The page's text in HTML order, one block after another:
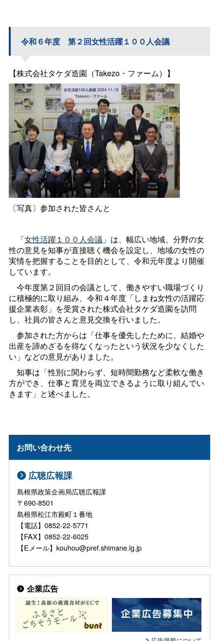
令和６年度 第２回女性活躍１００人会議
【株式会社タケダ造園（Takezo・ファーム）】
〔写真〕参加された皆さんと
「女性活躍１００人会議」は、幅広い地域、分野の女
性の意見を知事が直接聴く機会を設定し、地域の女性の
実情を把握することを目的として、令和元年度より開催
しています。
今年度第２回目の会議として、働きやすい職場づくり
に積極的に取り組み、令和４年度「しまね女性の活躍応
援企業表彰」を受賞された株式会社タケダ造園を訪問
し、社員の皆さんと意見交換を行いました。
参加された方からは「仕事を優先したために、結婚や
出産を諦めざるを得なくなったという状況を少なくした
い」などの意見がありました。
知事は「性別に関わらず、短時間勤務など柔軟な働き
方ができ、仕事と育児を両立できるように取り組んでい
きます」と述べました。
お問い合わせ先
広聴広報課
島根県政策企画局広聴広報課
〒690-8501
島根県松江市殿町１番地
【電話】0852-22-5771
【FAX】0852-22-6025
【Eメール】kouhou@pref.shimane.lg.jp
企業広告